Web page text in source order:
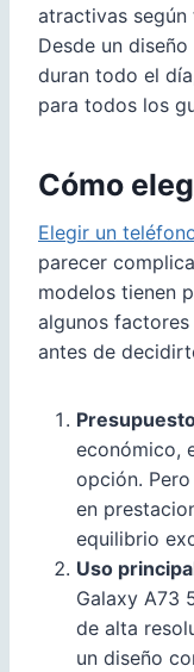
atractivas según
Desde un
duran todo el
para todos los
Cómo
Elegir un
parecer
modelos tienen
algunos
antes de
económico,
opción.
en
equilibrio
Uso
Galaxy A73
de alta
un diseño